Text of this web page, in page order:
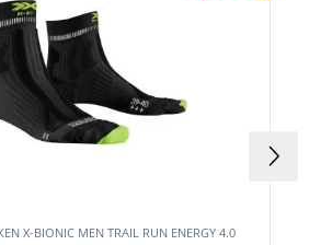
X-BIONIC MEN TRAIL RUN ENERGY 4.0